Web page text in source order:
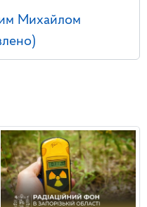
Михайлом